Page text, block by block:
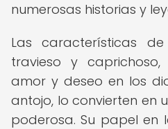
numerosas historias y
Las características
travieso y
amor y deseo en los
antojo, lo convierten en
poderosa. Su papel